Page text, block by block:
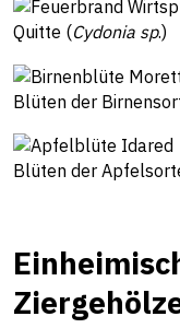
Quitte (Cydonia sp.)
Blüten der
Blüten der